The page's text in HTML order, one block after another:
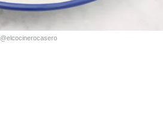
@elcocinerocasero